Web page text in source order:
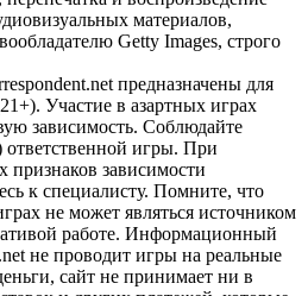
материалов,
Getty Images, строго
предназначены для
Участие в азартных играх
зависимость. Соблюдайте
игры. При
зависимости
к специалисту. Помните, что
не может являться источником
работе. Информационный
не проводит игры на реальные
сайт не принимает ни в